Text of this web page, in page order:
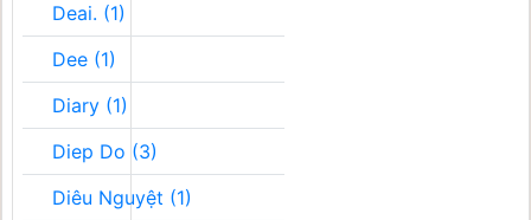
Deai. (1)
Dee (1)
Diary (1)
Diep Do (3)
Diêu Nguyệt (1)